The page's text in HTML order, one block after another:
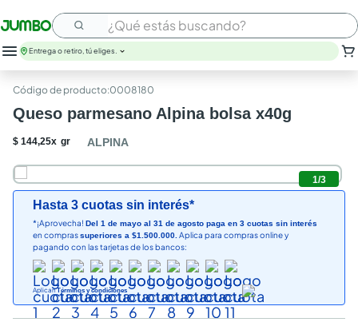
¿Qué estás buscando?
Entrega o retiro, tú eliges.
:0008180
Queso parmesano Alpina bolsa x40g
$ 144,25x gr ALPINA
1/3
Hasta 3 cuotas sin interés*
*¡Aprovecha! Del 1 de mayo al 31 de agosto paga en 3 cuotas sin interés
en comprassuperiores a $1.500.000. Aplica para compras online y
pagando con las tarjetas de los bancos:
AplicanTérminos y condiciones